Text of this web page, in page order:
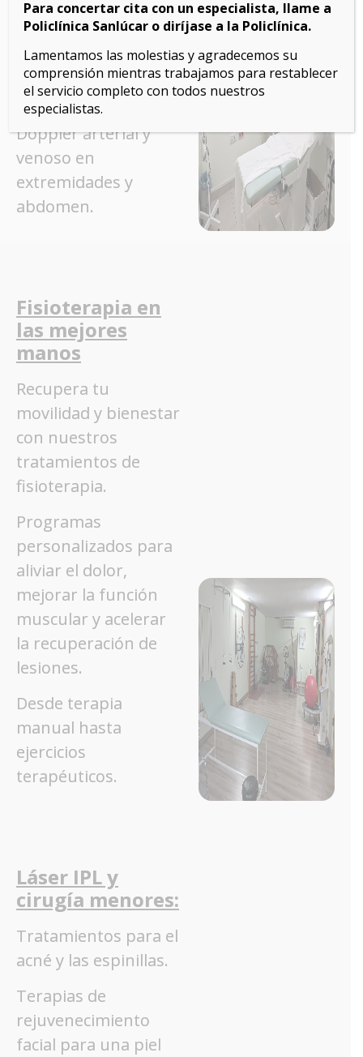
Tiroidea, cuello,
testículo y ocular
Pediátrica.
Doppler arterial y
venoso en
extremidades y
abdomen.
Fisioterapia en
las mejores
manos
Recupera tu
movilidad y bienestar
con nuestros
tratamientos de
fisioterapia.
Programas
personalizados para
aliviar el dolor,
mejorar la función
muscular y acelerar
la recuperación de
lesiones.
Desde terapia
manual hasta
ejercicios
terapéuticos.
Láser IPL y
cirugía menores:
Tratamientos para el
acné y las espinillas.
Terapias de
rejuvenecimiento
facial para una piel
Para concertar cita con un especialista, llame a
Policlínica Sanlúcar o diríjase a la Policlínica.
Lamentamos las molestias y agradecemos su
comprensión mientras trabajamos para restablecer
el servicio completo con todos nuestros
especialistas.